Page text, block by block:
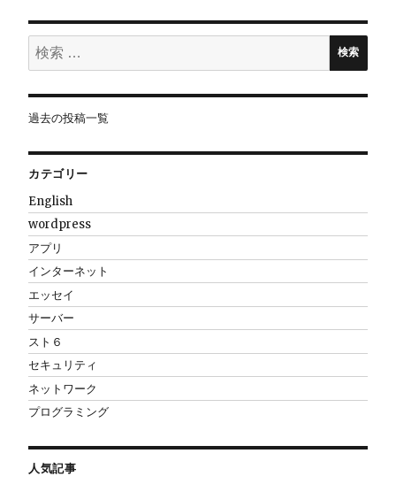
ョ
ン
検
索:
検索
過去の投稿一覧
カテゴリー
English
wordpress
アプリ
インターネット
エッセイ
サーバー
スト６
セキュリティ
ネットワーク
プログラミング
人気記事